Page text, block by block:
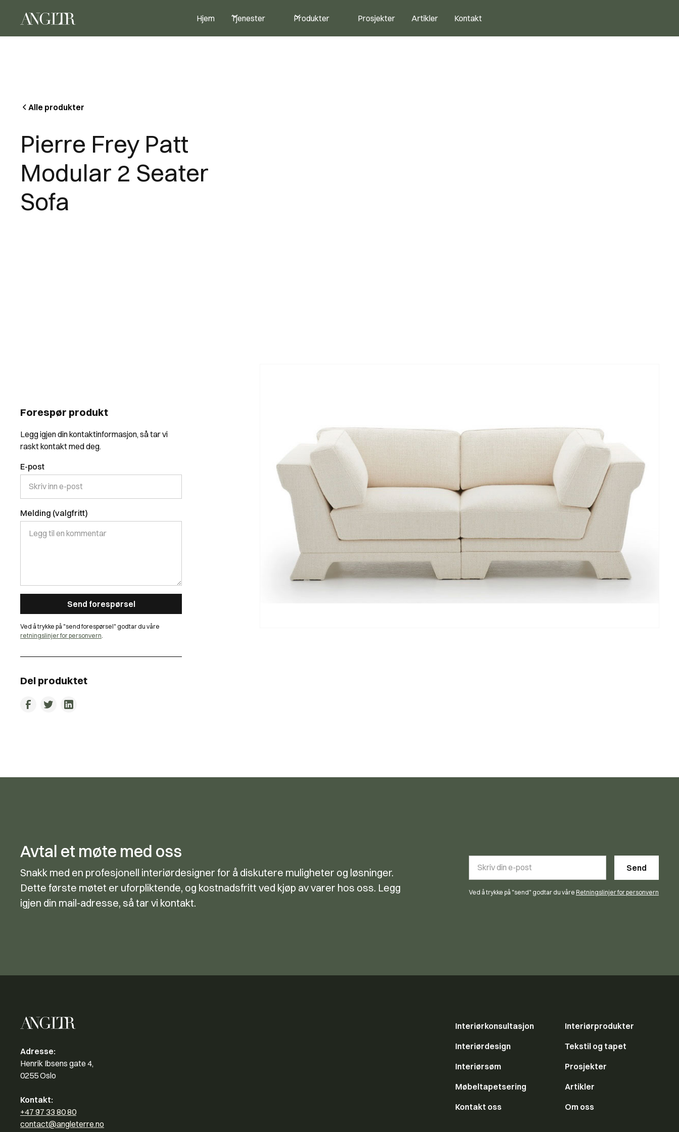
Hjem Tjenester Produkter Prosjekter Artikler Kontakt
Alle produkter
Pierre Frey Patt
Modular 2 Seater
Sofa
Forespør produkt
Legg igjen din kontaktinformasjon, så tar vi
raskt kontakt med deg.
E-post
Melding (valgfritt)
Ved å trykke på "send forespørsel" godtar du våre
retningslinjer for personvern
Del produktet
behov, som passer i et moderne interiør.
Avtal et møte med oss
Snakk med en profesjonell interiørdesigner for å diskutere muligheter og løsninger.
Dette første møtet er uforpliktende, og kostnadsfritt ved kjøp av varer hos oss. Legg
igjen din mail-adresse, så tar vi kontakt.
Ved å trykke på "send" godtar du våre Retningslinjer for personvern
Adresse:
Henrik Ibsens gate 4,
0255 Oslo
Kontakt:
+47 97 33 80 80
contact@angleterre.no
Interiørkonsultasjon
Interiørdesign
Interiørsøm
Møbeltapetsering
Kontakt oss
Interiørprodukter
Tekstil og tapet
Prosjekter
Artikler
Om oss